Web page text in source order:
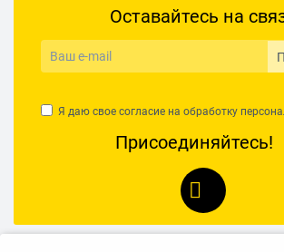
Оставайтесь на
Я даю свое согласие на обработку
Присоединяйтесь!